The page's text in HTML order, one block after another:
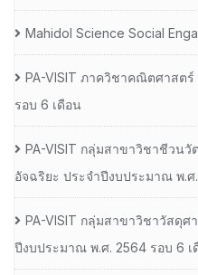
Mahidol Science Social
PA-VISIT ภาควิชาคณิตศาสต
รอบ 6 เดือน
PA-VISIT กลุ่มสาขาวิชาชีวน
อัจฉริยะ ประจำปีงบประมาณ พ.ศ
PA-VISIT กลุ่มสาขาวิชาวัสดุ
ปีงบประมาณ พ.ศ. 2564 รอบ 6 เ